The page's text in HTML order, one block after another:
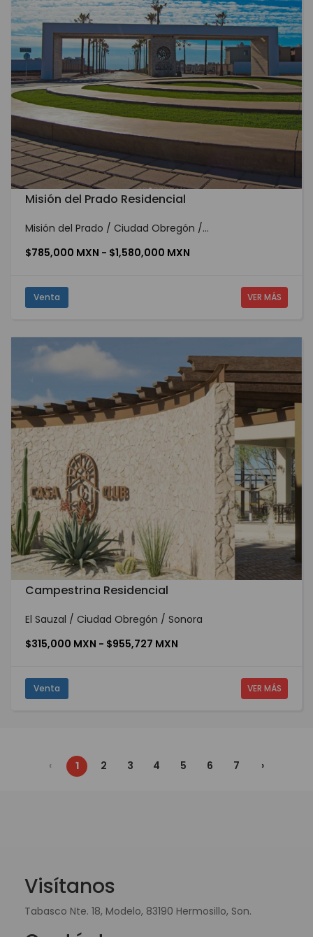
Misión del Prado Residencial
Misión del Prado / Ciudad Obregón /...
$785,000 MXN - $1,580,000 MXN
Venta VER MÁS
Campestrina Residencial
El Sauzal / Ciudad Obregón / Sonora
$315,000 MXN - $955,727 MXN
Venta VER MÁS
‹ 1 2 3 4 5 6 7 ›
Visítanos
Tabasco Nte. 18, Modelo, 83190 Hermosillo, Son.